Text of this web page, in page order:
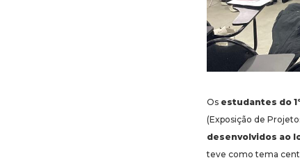
Os estudantes do
(Exposição de
desenvolvidos ao
teve como tema